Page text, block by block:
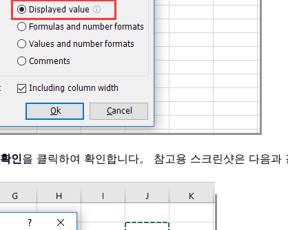
확인을 클릭하여 확인합니다。 참고용 스크린샷은 다음과